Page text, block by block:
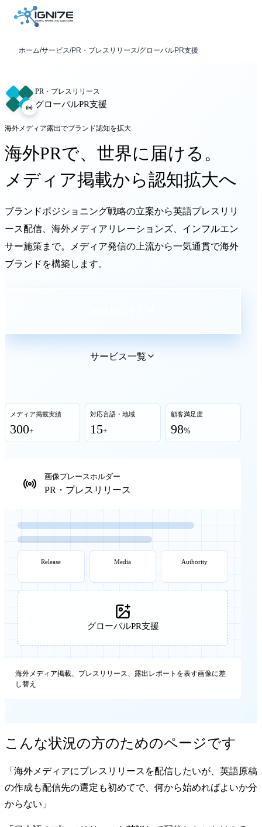
ホーム/サービス/PR・プレスリリース/グローバルPR支援
PR・プレスリリース
グローバルPR支援
海外メディア露出でブランド認知を拡大
海外PRで、世界に届ける。
メディア掲載から認知拡大へ
ブランドポジショニング戦略の立案から英語プレスリリ
ース配信、海外メディアリレーションズ、インフルエン
サー施策まで。メディア発信の上流から一気通貫で海外
ブランドを構築します。
サービス一覧
メディア掲載実績
300+
対応言語・地域
15+
顧客満足度
98%
画像プレースホルダー
PR・プレスリリース
Release Media Authority
グローバルPR支援
海外メディア掲載、プレスリリース、露出レポートを表す画像に差
し替え
こんな状況の方のためのページです
「海外メディアにプレスリリースを配信したいが、英語原稿
の作成も配信先の選定も初めてで、何から始めればよいか分
からない」